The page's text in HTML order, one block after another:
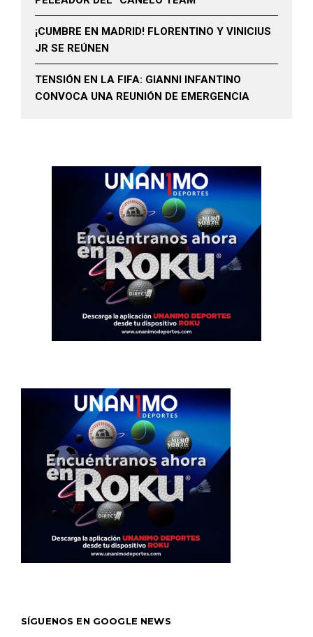
¡CUMBRE EN MADRID! FLORENTINO Y VINICIUS
JR SE REÚNEN
TENSIÓN EN LA FIFA: GIANNI INFANTINO
CONVOCA UNA REUNIÓN DE EMERGENCIA
SÍGUENOS EN GOOGLE NEWS